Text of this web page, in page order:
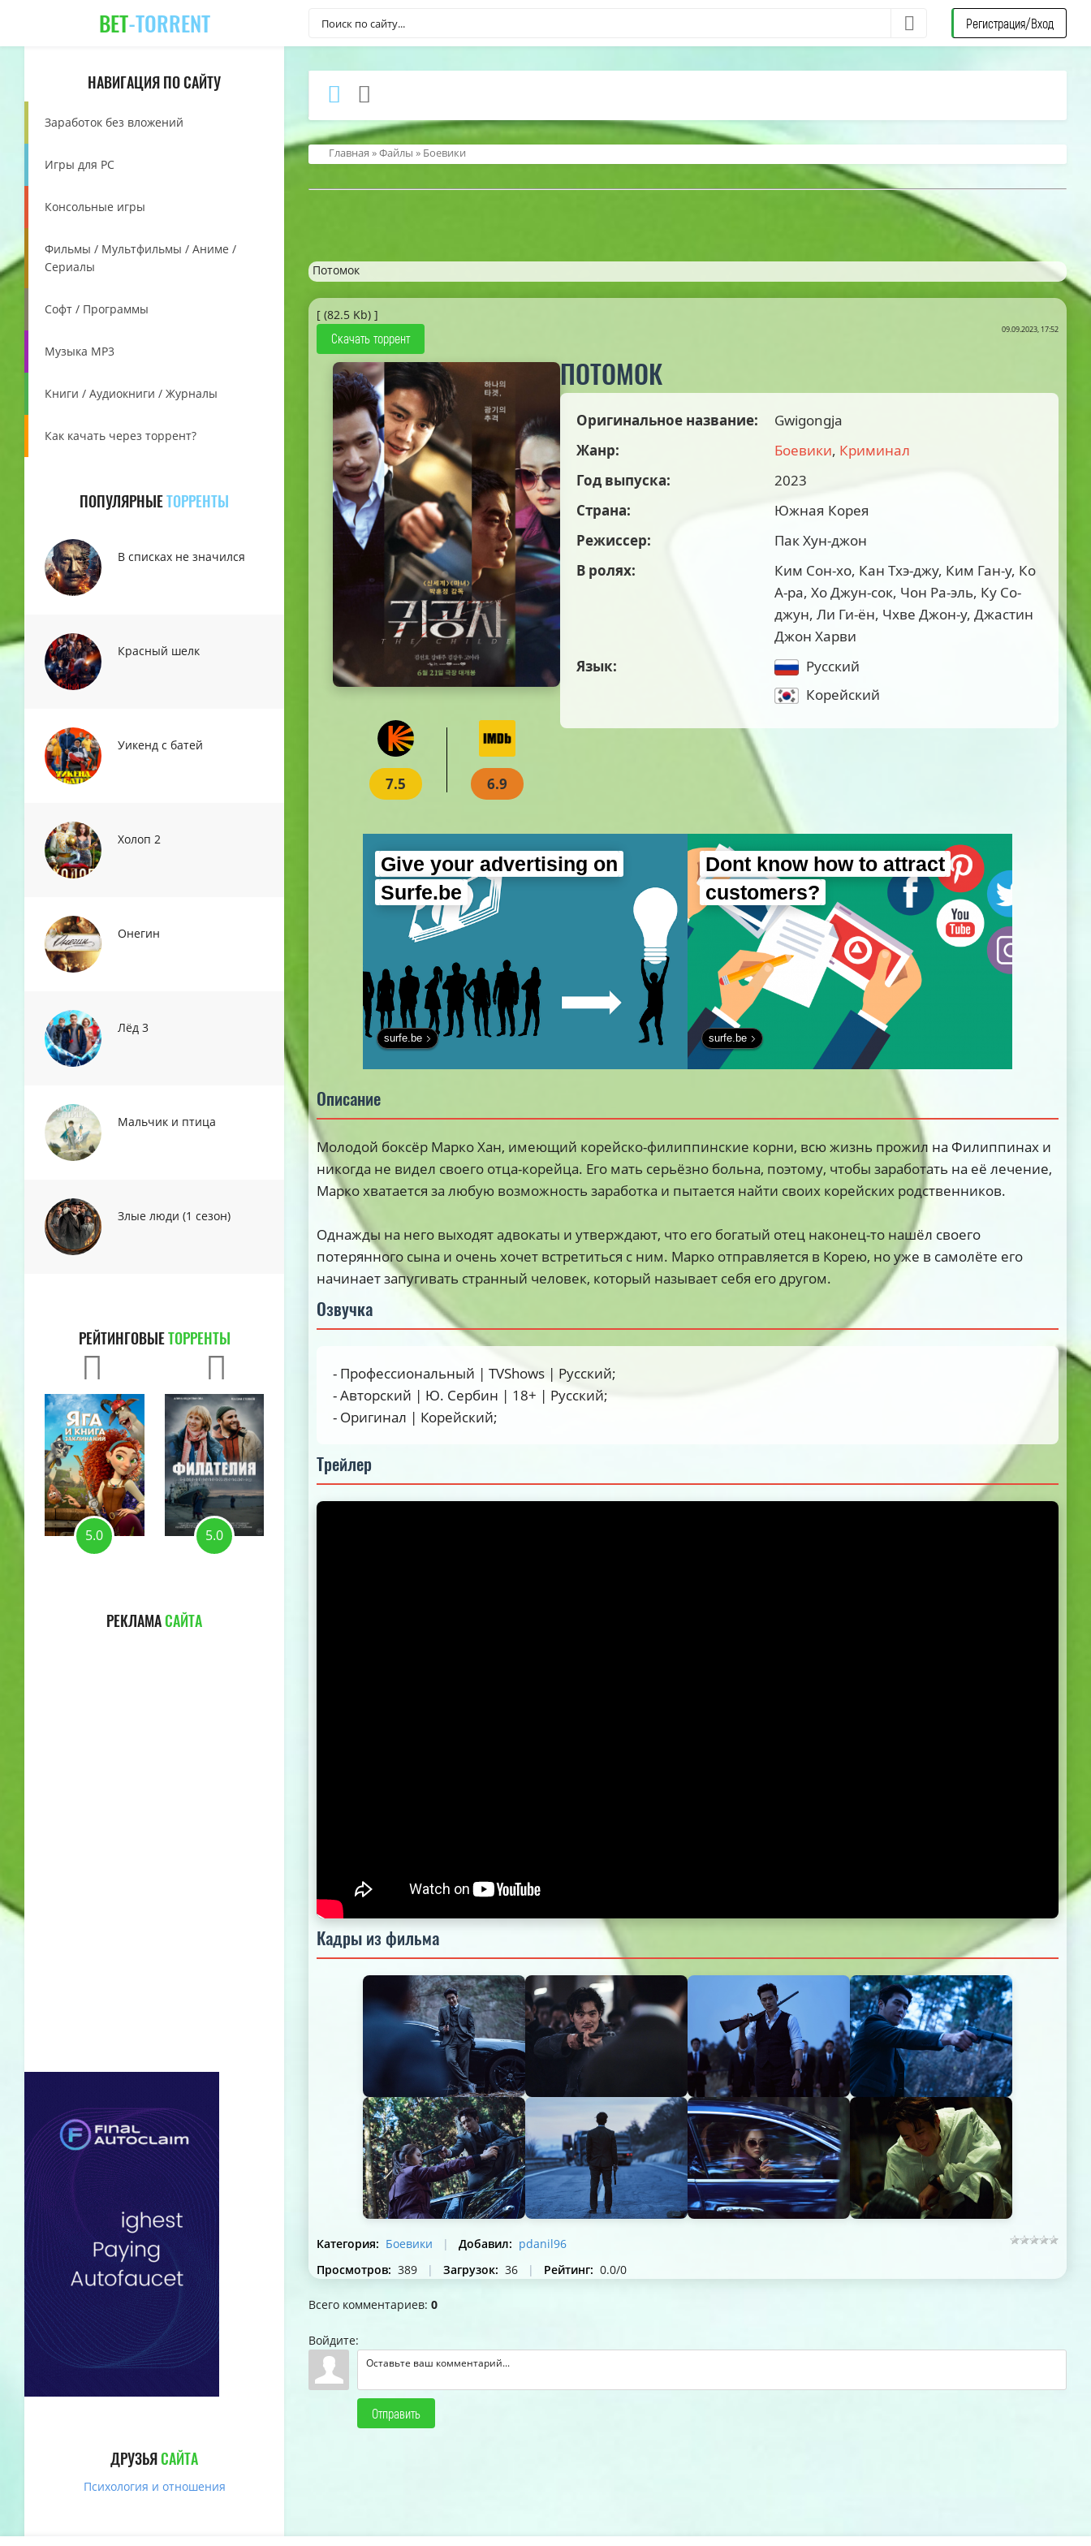
BET-TORRENT Регистрация/Вход
НАВИГАЦИЯ ПО САЙТУ
Заработок без вложений
Игры для PC
Консольные игры
Фильмы / Мультфильмы / Аниме /
Сериалы
Софт / Программы
Музыка MP3
Книги / Аудиокниги / Журналы
Как качать через торрент?
ПОПУЛЯРНЫЕТОРРЕНТЫ
В списках не значился
Красный шелк
Уикенд с батей
Холоп 2
Онегин
Лёд 3
Мальчик и птица
Злые люди (1 сезон)
РЕЙТИНГОВЫЕТОРРЕНТЫ
5.0 5.0
РЕКЛАМАСАЙТА
ДРУЗЬЯСАЙТА
Психология и отношения
Главная »Файлы » Боевики
Потомок
[ (82.5 Kb) ]
Скачать торрент
09.09.2023, 17:52
7.5 6.9
ПОТОМОК
Оригинальное название:
Gwigongja
Жанр:
Боевики, Криминал
Год выпуска:
2023
Страна:
Южная Корея
Режиссер:
Пак Хун-джон
В ролях:
Ким Сон-хо, Кан Тхэ-джу, Ким Ган-у, Ко
А-ра, Хо Джун-сок, Чон Ра-эль, Ку Со-
джун, Ли Ги-ён, Чхве Джон-у, Джастин
Джон Харви
Язык:
Русский
Корейский
Give your advertising on
Surfe.be
surfe.be
Dont know how to attract
customers?
surfe.be
Описание
Молодой боксёр Марко Хан, имеющий корейско-филиппинские корни, всю жизнь прожил на Филиппинах и
никогда не видел своего отца-корейца. Его мать серьёзно больна, поэтому, чтобы заработать на её лечение,
Марко хватается за любую возможность заработка и пытается найти своих корейских родственников.
Однажды на него выходят адвокаты и утверждают, что его богатый отец наконец-то нашёл своего
потерянного сына и очень хочет встретиться с ним. Марко отправляется в Корею, но уже в самолёте его
начинает запугивать странный человек, который называет себя его другом.
Озвучка
- Профессиональный | TVShows | Русский;
- Авторский | Ю. Сербин | 18+ | Русский;
- Оригинал | Корейский;
Трейлер
Кадры из фильма
Категория: Боевики | Добавил: pdanil96
Просмотров: 389 | Загрузок: 36 | Рейтинг: 0.0/0
Всего комментариев: 0
Войдите:
Отправить